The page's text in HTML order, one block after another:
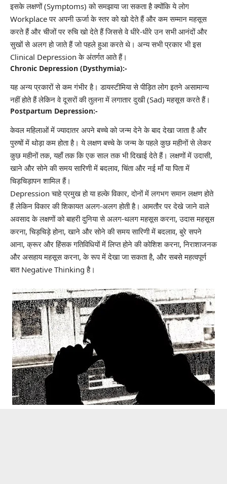
इसके लक्षणों (Symptoms) को समझाया जा सकता है क्योंकि ये लोग
Workplace पर अपनी ऊर्जा के स्तर को खो देते हैं और कम सम्मान महसूस
करते हैं और चीजों पर रुचि खो देते हैं जिससे वे धीरे-धीरे उन सभी आनंदों और
सुखों से अलग हो जाते हैं जो पहले हुआ करते थे। अन्य सभी प्रकार भी इस
Clinical Depression के अंतर्गत आते हैं।
Chronic Depression (Dysthymia):-
यह अन्य प्रकारों से कम गंभीर है। डायस्टीमिया से पीड़ित लोग इतने असामान्य
नहीं होते हैं लेकिन वे दूसरों की तुलना में लगातार दुखी (Sad) महसूस करते हैं।
Postpartum Depression:-
केवल महिलाओं में ज्यादातर अपने बच्चे को जन्म देने के बाद देखा जाता है और
पुरुषों में थोड़ा कम होता है। ये लक्षण बच्चे के जन्म के पहले कुछ महीनों से लेकर
कुछ महीनों तक, यहाँ तक कि एक साल तक भी दिखाई देते हैं। लक्षणों में उदासी,
खाने और सोने की समय सारिणी में बदलाव, चिंता और नई माँ या पिता में
चिड़चिड़ापन शामिल हैं।
Depression चाहे प्रमुख हो या हल्के विकार, दोनों में लगभग समान लक्षण होते
हैं लेकिन विकार की शिकायत अलग-अलग होती है। आमतौर पर देखे जाने वाले
अवसाद के लक्षणों को बाहरी दुनिया से अलग-थलग महसूस करना, उदास महसूस
करना, चिड़चिड़े होना, खाने और सोने की समय सारिणी में बदलाव, बुरे सपने
आना, क्रूर और हिंसक गतिविधियों में लिप्त होने की कोशिश करना, निराशाजनक
और असहाय महसूस करना, के रूप में देखा जा सकता है, और सबसे महत्वपूर्ण
बात Negative Thinking है।